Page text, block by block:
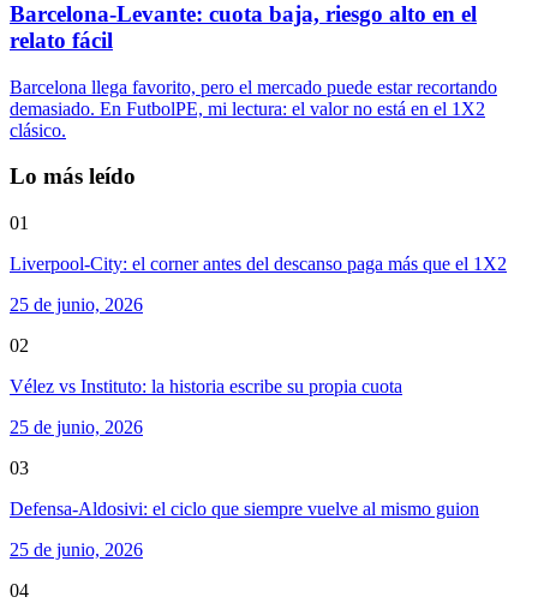
Barcelona-Levante: cuota baja, riesgo alto en el
relato fácil
Barcelona llega favorito, pero el mercado puede estar recortando
demasiado. En FutbolPE, mi lectura: el valor no está en el 1X2
clásico.
Lo más leído
01
Liverpool-City: el corner antes del descanso paga más que el 1X2
25 de junio, 2026
02
Vélez vs Instituto: la historia escribe su propia cuota
25 de junio, 2026
03
Defensa-Aldosivi: el ciclo que siempre vuelve al mismo guion
25 de junio, 2026
04